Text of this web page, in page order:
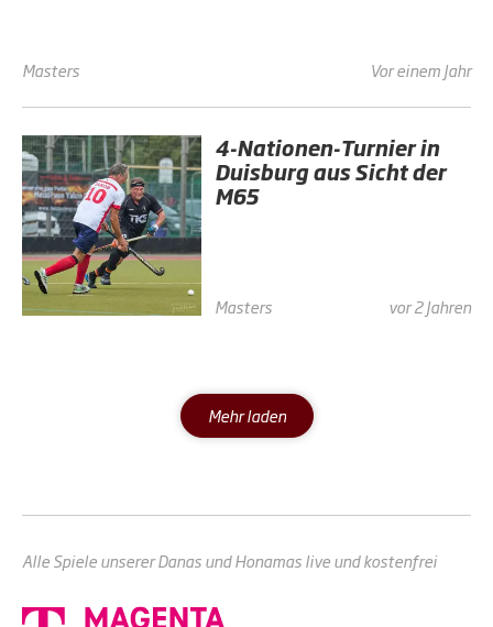
Masters Vor einem Jahr
4-Nationen-Turnier in
Duisburg aus Sicht der
M65
Masters vor 2 Jahren
Mehr laden
Alle Spiele unserer Danas und Honamas live und kostenfrei